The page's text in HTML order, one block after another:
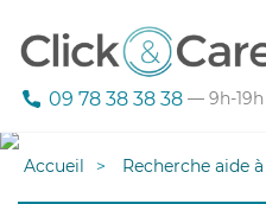
09 78 38 38 38 — 9h-
Accueil Recherche aide